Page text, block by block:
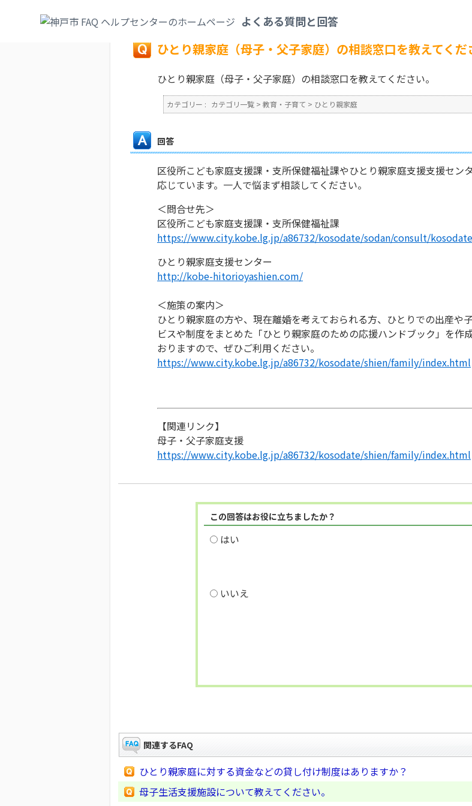
よくある質問と回答
戻る
ひとり親家庭（母子・父子家庭）の相談窓口を教えてくだ
ひとり親家庭（母子・父子家庭）の相談窓口を教えてください。
カテゴリー : カテゴリ一覧 > 教育・子育て > ひとり親家庭
回答
区役所こども家庭支援課・支所保健福祉課やひとり親家庭支援支援セン
応じています。一人で悩まず相談してください。
＜問合せ先＞
区役所こども家庭支援課・支所保健福祉課
https://www.city.kobe.lg.jp/a86732/kosodate/sodan/consult/
ひとり親家庭支援センター
http://kobe-hitorioyashien.com/
＜施策の案内＞
ひとり親家庭の方や、現在離婚を考えておられる方、ひとりでの出産や
ビスや制度をまとめた「ひとり親家庭のための応援ハンドブック」を作
おりますので、ぜひご利用ください。
https://www.city.kobe.lg.jp/a86732/kosodate/shien/family/index.html
【関連リンク】
母子・父子家庭支援
https://www.city.kobe.lg.jp/a86732/kosodate/shien/family/index.html
この回答はお役に立ちましたか？
はい
いいえ
関連するFAQ
ひとり親家庭に対する資金などの貸し付け制度はありますか？
母子生活支援施設について教えてください。